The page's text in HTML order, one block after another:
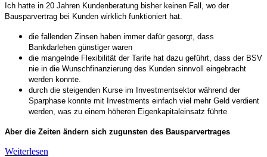
Ich hatte in 20 Jahren Kundenberatung bisher keinen Fall, wo der
Bausparvertrag bei Kunden wirklich funktioniert hat.
die fallenden Zinsen haben immer dafür gesorgt, dass
Bankdarlehen günstiger waren
die mangelnde Flexibilität der Tarife hat dazu geführt, dass der BSV
nie in die Wunschfinanzierung des Kunden sinnvoll eingebracht
werden konnte.
durch die steigenden Kurse im Investmentsektor während der
Sparphase konnte mit Investments einfach viel mehr Geld verdient
werden, was zu einem höheren Eigenkapitaleinsatz führte
Aber die Zeiten ändern sich zugunsten des Bausparvertrages
Weiterlesen